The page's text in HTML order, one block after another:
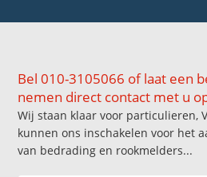
Bel 010-3105066 of laat een
nemen direct contact met u
Wij staan klaar voor particulieren,
kunnen ons inschakelen voor het
van bedrading en rookmelders...